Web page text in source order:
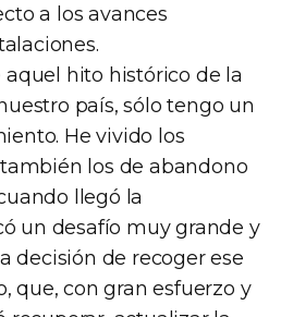
a los avances
aquel hito histórico de la
país, sólo tengo un
He vivido los
los de abandono
llegó la
un desafío muy grande y
decisión de recoger ese
que, con gran esfuerzo y